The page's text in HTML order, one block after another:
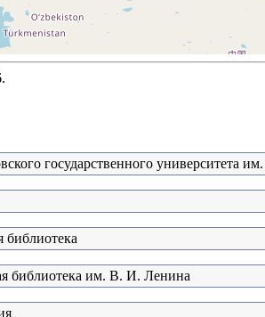
государственного университета
библиотека
библиотека им. В. И. Ленина